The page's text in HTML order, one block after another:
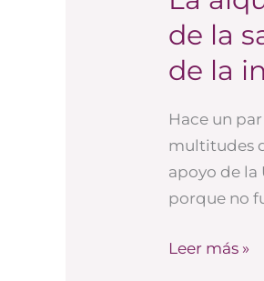
de la
de la
Hace un
multitudes
apoyo de la
porque no
alquimia
de
las
más
allá
de
la
de
Leer más »